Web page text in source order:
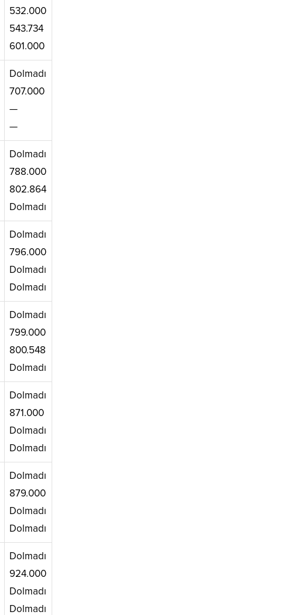
532.000
543.734
601.000
Dolmadı
707.000
—
—
Dolmadı
788.000
802.864
Dolmadı
Dolmadı
796.000
Dolmadı
Dolmadı
Dolmadı
799.000
800.548
Dolmadı
Dolmadı
871.000
Dolmadı
Dolmadı
Dolmadı
879.000
Dolmadı
Dolmadı
Dolmadı
924.000
Dolmadı
Dolmadı